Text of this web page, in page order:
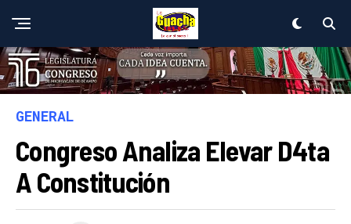
GENERAL
Congreso Analiza Elevar D4ta
A Constitución